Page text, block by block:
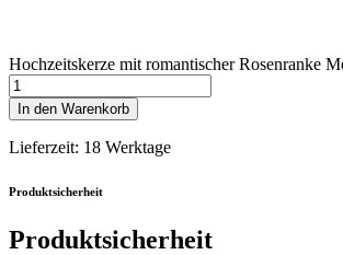
Hochzeitskerze mit romantischer Rosenranke
In den Warenkorb
Lieferzeit: 18 Werktage
Produktsicherheit
Produktsicherheit